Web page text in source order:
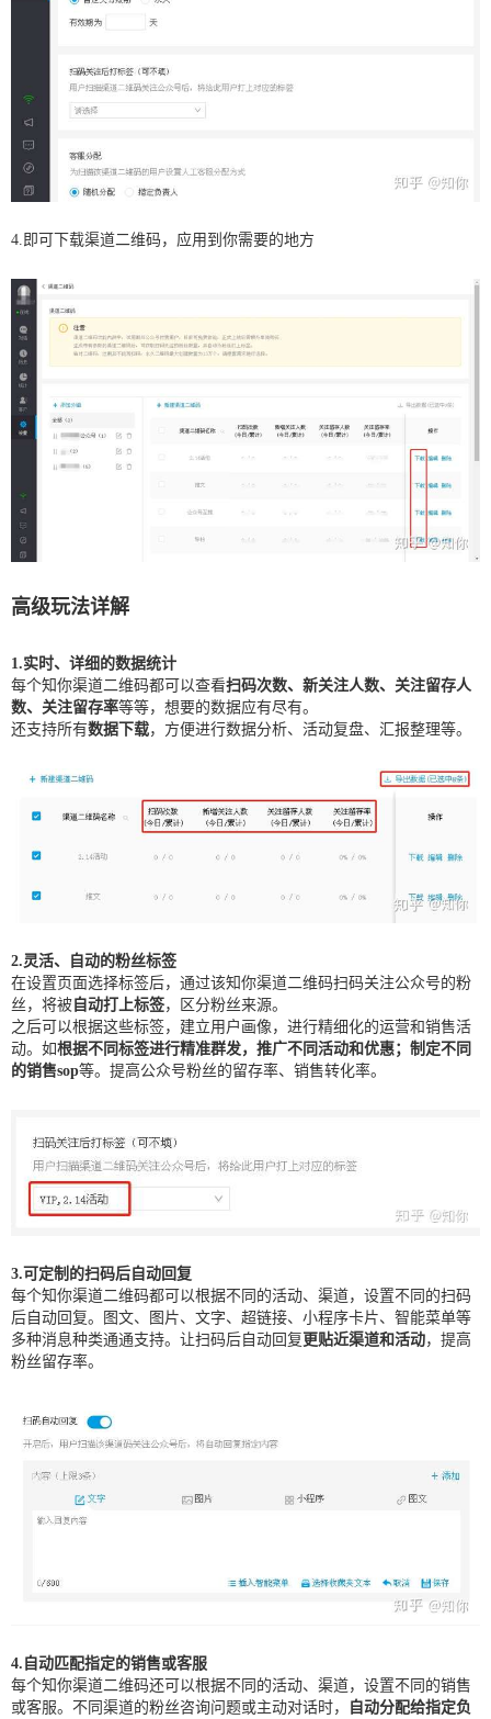
4.即可下载渠道二维码，应用到你需要的地方
高级玩法详解
1.实时、详细的数据统计
每个知你渠道二维码都可以查看扫码次数、新关注人数、关注留存人
数、关注留存率等等，想要的数据应有尽有。
还支持所有数据下载，方便进行数据分析、活动复盘、汇报整理等。
2.灵活、自动的粉丝标签
在设置页面选择标签后，通过该知你渠道二维码扫码关注公众号的粉
丝，将被 自动打上标签，区分粉丝来源。
之后可以根据这些标签，建立用户画像，进行精细化的运营和销售活
动。如根据不同标签进行精准群发，推广不同活动和优惠；制定不同
的销售sop等。提高公众号粉丝的留存率、销售转化率。
3.可定制的扫码后自动回复
每个知你渠道二维码都可以根据不同的活动、渠道，设置不同的扫码
后自动回复。图文、图片、文字、超链接、小程序卡片、智能菜单等
多种消息种类通通支持。让扫码后自动回复 更贴近渠道和活动，提高
粉丝留存率。
4.自动匹配指定的销售或客服
每个知你渠道二维码还可以根据不同的活动、渠道，设置不同的销售
或客服。不同渠道的粉丝咨询问题或主动对话时，
自动分配给指定负